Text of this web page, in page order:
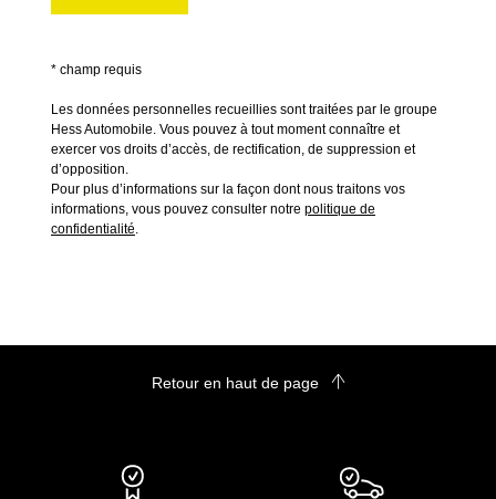
* champ requis
Les données personnelles recueillies sont traitées par le groupe
Hess Automobile. Vous pouvez à tout moment connaître et
exercer vos droits d’accès, de rectification, de suppression et
d’opposition.
Pour plus d’informations sur la façon dont nous traitons vos
informations, vous pouvez consulter notre politique de
confidentialité.
Retour en haut de page